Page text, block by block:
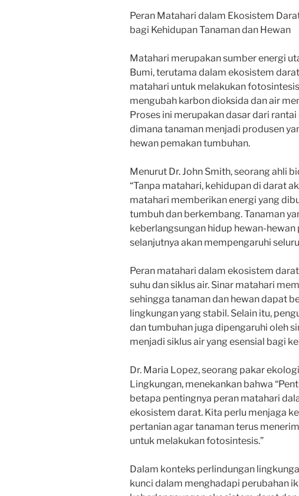
Peran Matahari dalam Ekosistem
bagi Kehidupan Tanaman dan Hewan
Matahari merupakan sumber energi
Bumi, terutama dalam ekosistem
matahari untuk melakukan
mengubah karbon dioksida dan air
Proses ini merupakan dasar dari
dimana tanaman menjadi produsen
hewan pemakan tumbuhan.
Menurut Dr. John Smith, seorang ahli
“Tanpa matahari, kehidupan di darat
matahari memberikan energi yang
tumbuh dan berkembang. Tanaman
keberlangsungan hidup hewan-
selanjutnya akan mempengaruhi
Peran matahari dalam ekosistem
suhu dan siklus air. Sinar matahari
sehingga tanaman dan hewan dapat
lingkungan yang stabil. Selain itu,
dan tumbuhan juga dipengaruhi oleh
menjadi siklus air yang esensial bagi
Dr. Maria Lopez, seorang pakar
Lingkungan, menekankan bahwa
betapa pentingnya peran matahari
ekosistem darat. Kita perlu menjaga
pertanian agar tanaman terus
untuk melakukan fotosintesis.”
Dalam konteks perlindungan
kunci dalam menghadapi perubahan